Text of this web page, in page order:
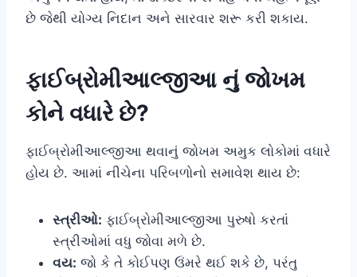
છે જેથી યોગ્ય નિદાન અને સારવાર શરૂ કરી શકાય.
ફાઈબ્રોમીઆલ્જીઆ નું જોખમ
કોને વધારે છે?
ફાઈબ્રોમીઆલ્જીઆ થવાનું જોખમ અમુક લોકોમાં વધારે
હોય છે. આમાં નીચેના પરિબળોનો સમાવેશ થાય છે:
સ્ત્રીઓ: ફાઈબ્રોમીઆલ્જીઆ પુરુષો કરતાં
સ્ત્રીઓમાં વધુ જોવા મળે છે.
વય: જો કે તે કોઈપણ ઉંમરે થઈ શકે છે, પરંતુ